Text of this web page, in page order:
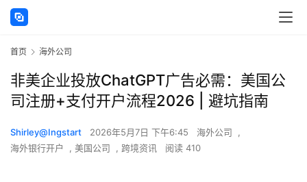
首页 海外公司
非美企业投放ChatGPT广告必需：美国公
司注册+支付开户流程2026 | 避坑指南
Shirley@Ingstart 2026年5月7日 下午6:45 海外公司
,
海外银行开户
, 美国公司 , 跨境资讯 阅读 410